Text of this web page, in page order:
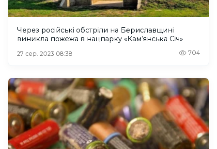
Через російські обстріли на Бериславщині
виникла пожежа в нацпарку «Кам’янська Січ»
27 сер. 2023 08:38 704